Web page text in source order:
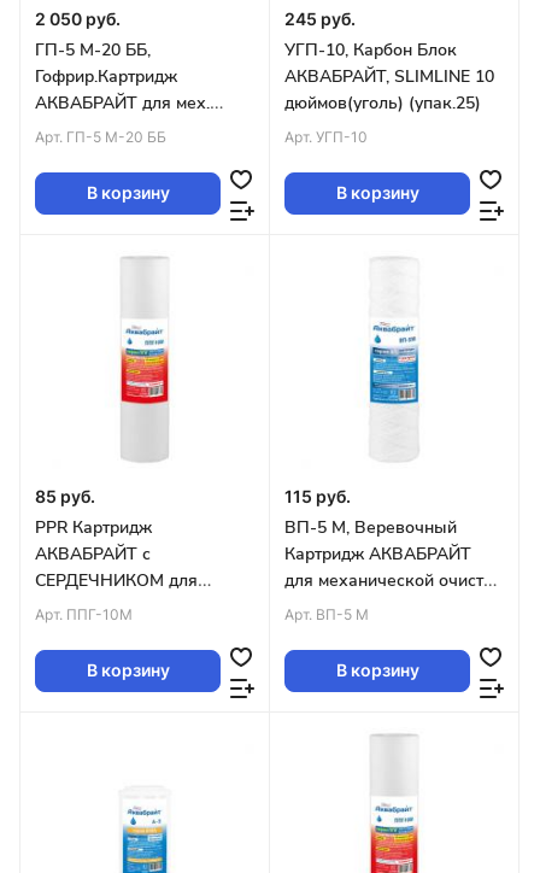
2 050 руб.
ГП-5 М-20 ББ,
Гофрир.Картридж
АКВАБРАЙТ для мех.
очистки воды. Пористость
Арт. ГП-5 М-20 ББ
В корзину
245 руб.
УГП-10, Карбон Блок
АКВАБРАЙТ, SLIMLINE 10
дюймов(уголь) (упак.25)
Арт. УГП-10
В корзину
85 руб.
PPR Картридж
АКВАБРАЙТ с
СЕРДЕЧНИКОМ для
мех.оч. гор.воды 10
50шт)
Арт. ППГ-10М
В корзину
115 руб.
ВП-5 М, Веревочный
Картридж АКВАБРАЙТ
для механической очистки
воды, 5 мкм. SLIM LINE 10
Арт. ВП-5 М
В корзину